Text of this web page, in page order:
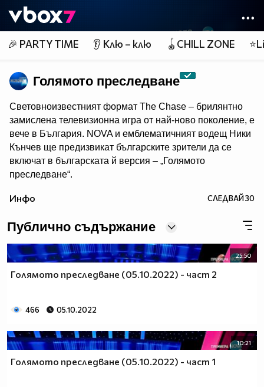
👾
🎉 PARTY TIME 👂 Клю – клю 🪀CHILL ZONE
Голямото преследване
Световноизвестният формат The Chase – брилянтно
замислена телевизионна игра от най-ново поколение, e
вече в България. NOVA и емблематичният водещ Ники
Кънчев ще предизвикат българските зрители да се
включат в българската й версия – „Голямото
преследване“.
ще бъде издигнато в култ, а Ники Кънчев ще запознае
Инфо СЛЕДВАЙ30
Публично съдържание
25:50
Голямото преследване (05.10.2022) - част 2
466 05.10.2022
10:21
Голямото преследване (05.10.2022) - част 1